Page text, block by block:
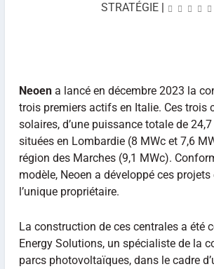
STRATÉGIE|
Neoena lancé en décembre 2023 la
trois premiers actifs en Italie. Ces trois
solaires, d’une puissance totale de
situées en Lombardie (8 MWc et 7,6
région des Marches (9,1 MWc).
modèle, Neoen a développé ces projets
l’unique propriétaire.
La construction de ces centrales a été
Energy Solutions, un spécialiste de la
parcs photovoltaïques, dans le cadre